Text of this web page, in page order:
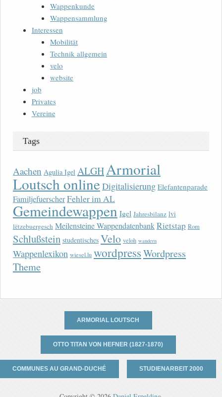
Wappenkunde
Wappensammlung
Interessen
Mobilität
Technik allgemein
velo
website
job
Privates
Vereine
Tags
Aachen Agulia Igel ALGHArmorial
Loutsch onlineDigitalisierung Elefantenparade
FamiljefuerscherFehler im AL
Gemeindewappen Igel Jahresbilanz lvi
lëtzebuergesch Meilensteine WappendatenbankRietstap Rom
Schlußstein studentisches Velo veloh wandern
Wappenlexikon wiesel.lu wordpressWordpress
Theme
ARMORIAL LOUTSCH
OTTO TITAN VON HEFNER (1827-1870)
COMMUNES AU GRAND-DUCHÉ STUDIENARBEIT 2000